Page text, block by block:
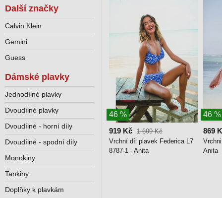
46 %
919 Kč 1 699 Kč
Vrchní díl plavek Federica L7
8787-1 - Anita
46 %
869
Anita
Další značky
Calvin Klein
Gemini
Guess
Dámské plavky
Jednodílné plavky
Dvoudílné plavky
Dvoudílné - horní díly
Dvoudílné - spodní díly
Monokiny
Tankiny
Doplňky k plavkám